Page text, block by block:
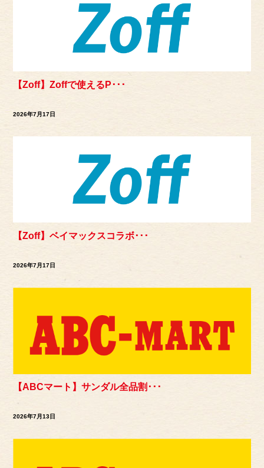
【Zoff】Zoffで使えるP･･･
2026年7月17日
【Zoff】ベイマックスコラボ･･･
2026年7月17日
【ABCマート】サンダル全品割･･･
2026年7月13日